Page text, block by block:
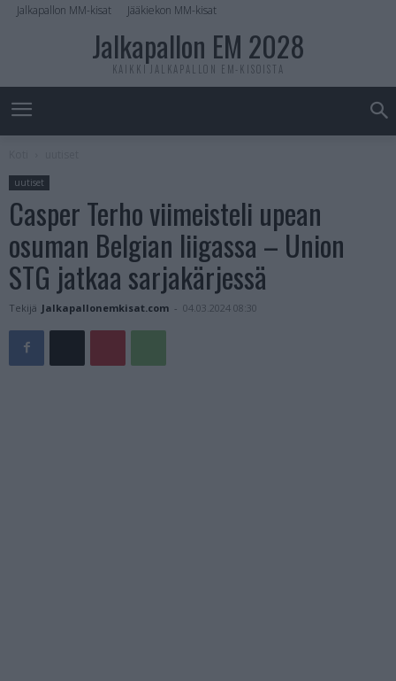
Jalkapallon MM-kisat Jääkiekon MM-kisat
Jalkapallon EM 2028
KAIKKI JALKAPALLON EM-KISOISTA
uutiset
Casper Terho viimeisteli upean
osuman Belgian liigassa – Union
STG jatkaa sarjakärjessä
Tekijä Jalkapallonemkisat.com - 04.03.2024 08:30